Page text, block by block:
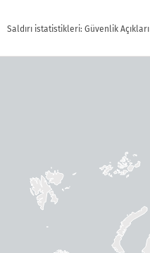
Saldırı istatistikleri: Güvenlik Açıkları